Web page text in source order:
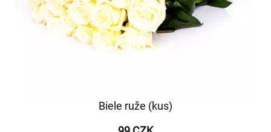
Biele ruže (kus)